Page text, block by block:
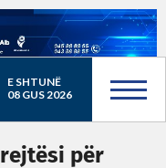
E SHTUNË
08 GUS 2026
për